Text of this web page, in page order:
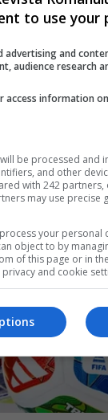
to use your
advertising and
audience research
access information
be processed and
and other
with 242
may use precise
your personal
object to by
of this page or in
and cookie